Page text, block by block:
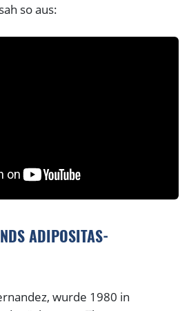
so aus:
ADIPOSITAS-
wurde 1980 in